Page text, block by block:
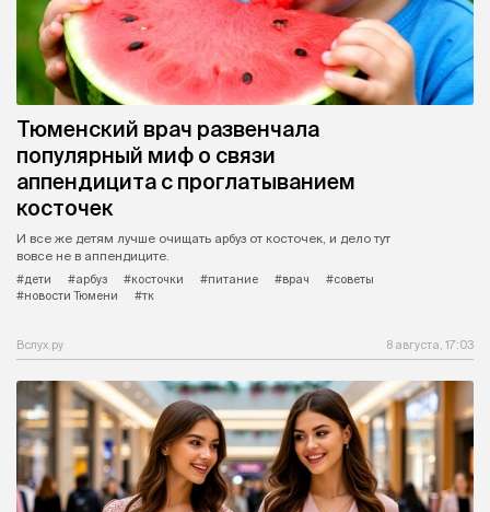
Тюменский врач развенчала
популярный миф о связи
аппендицита с проглатыванием
косточек
И все же детям лучше очищать арбуз от косточек, и дело тут
вовсе не в аппендиците.
#дети
#арбуз #косточки #питание #врач
#советы
#новости Тюмени
#тк
Вслух.ру 8 августа, 17:03